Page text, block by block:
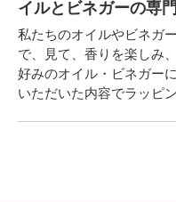
イルとビネガーの専
私たちのオイルやビネガ
で、見て、香りを楽しみ
好みのオイル・ビネガー
いただいた内容でラッピ